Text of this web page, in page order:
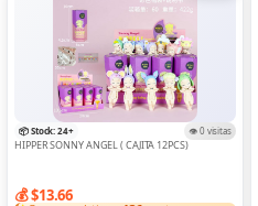
📦 Stock: 24+ 👁️ 0 visitas
HIPPER SONNY ANGEL ( CAJITA 12PCS)
💰 $13.66